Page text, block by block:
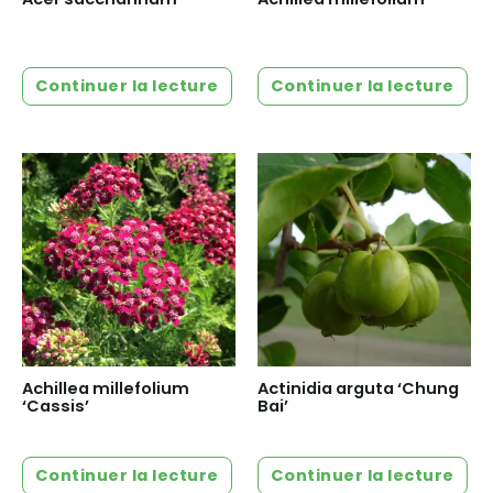
Continuer la lecture Continuer la lecture
Achillea millefolium
‘Cassis’
Continuer la lecture
Actinidia arguta ‘Chung
Bai’
Continuer la lecture